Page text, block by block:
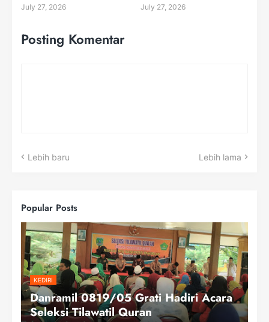
July 27, 2026 July 27, 2026
Posting Komentar
Lebih baru Lebih lama
Popular Posts
KEDIRI
Danramil 0819/05 Grati Hadiri Acara
Seleksi Tilawatil Quran